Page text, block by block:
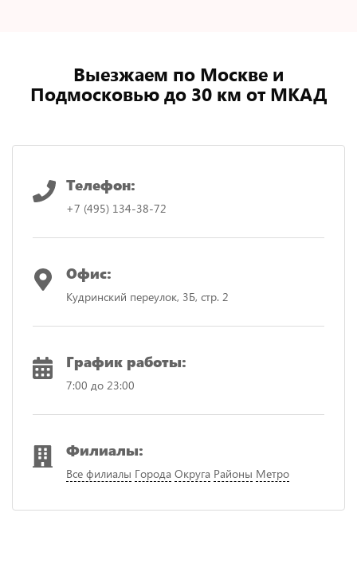
Выезжаем по Москве и
Подмосковью до 30 км от МКАД
Телефон:
+7 (495) 134-38-72
Офис:
Кудринский переулок, 3Б, стр. 2
График работы:
7:00 до 23:00
Филиалы:
Все филиалы Города Округа Районы Метро